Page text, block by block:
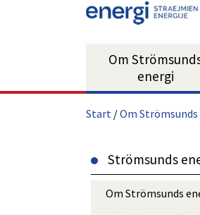
Om
energi
Start /Om
Strömsunds
Om Strömsunds